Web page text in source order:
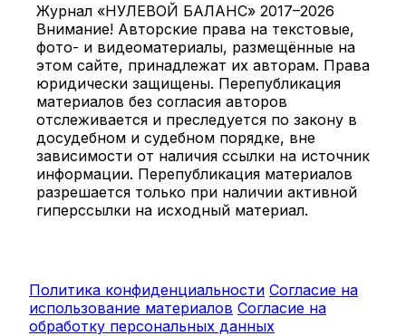
Журнал «НУЛЕВОЙ БАЛАНС» 2017–2026
Внимание! Авторские права на текстовые,
фото- и видеоматериалы, размещённые на
этом сайте, принадлежат их авторам. Права
юридически защищены. Перепубликация
материалов без согласия авторов
отслеживается и преследуется по закону в
досудебном и судебном порядке, вне
зависимости от наличия ссылки на источник
информации. Перепубликация материалов
разрешается только при наличии активной
гиперссылки на исходный материал.
Политика конфиденциальности Согласие на
использование материалов Согласие на
обработку персональных данных